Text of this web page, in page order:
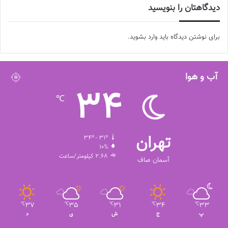
دیدگاهتان را بنویسید
برای نوشتن دیدگاه باید وارد بشوید.
آب و هوا
تهران
آسمان صاف
34
℃
34º - 31º
10%
2.68 کیلومتر/ساعت
33
℃
پ
34
℃
ج
31
℃
ش
35
℃
ی
37
℃
د